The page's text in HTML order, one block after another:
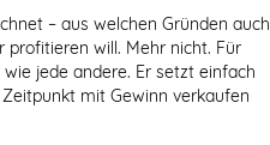
– aus welchen Gründen auch
will. Mehr nicht. Für
jede andere. Er setzt einfach
mit Gewinn verkaufen